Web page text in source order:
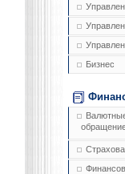
Бизнес